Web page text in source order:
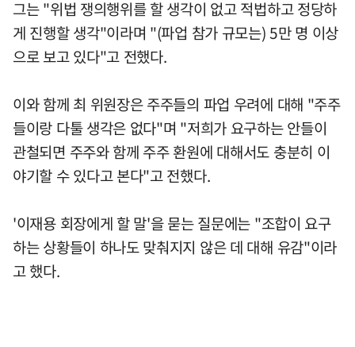
그는 "위법 쟁의행위를 할 생각이 없고 적법하고 정당하
게 진행할 생각"이라며 "(파업 참가 규모는) 5만 명 이상
으로 보고 있다"고 전했다.
이와 함께 최 위원장은 주주들의 파업 우려에 대해 "주주
들이랑 다툴 생각은 없다"며 "저희가 요구하는 안들이
관철되면 주주와 함께 주주 환원에 대해서도 충분히 이
야기할 수 있다고 본다"고 전했다.
'이재용 회장에게 할 말'을 묻는 질문에는 "조합이 요구
하는 상황들이 하나도 맞춰지지 않은 데 대해 유감"이라
고 했다.